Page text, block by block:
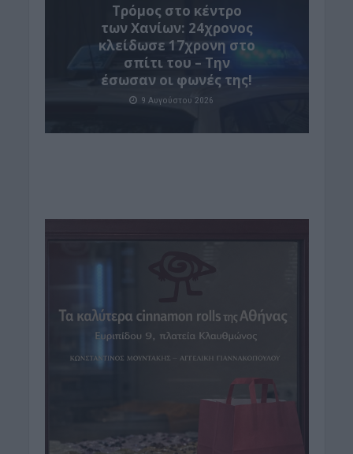
Τρόμος στο κέντρο
των Χανίων: 24χρονος
κλείδωσε 17χρονη στο
σπίτι του – Την
έσωσαν οι φωνές της!
9 Αυγούστου 2026